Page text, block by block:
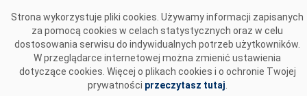
Strona wykorzystuje pliki cookies. Używamy informacji zapisanych
za pomocą cookies w celach statystycznych oraz w celu
dostosowania serwisu do indywidualnych potrzeb użytkowników.
W przeglądarce internetowej można zmienić ustawienia
dotyczące cookies. Więcej o plikach cookies i o ochronie Twojej
prywatności przeczytasz tutaj